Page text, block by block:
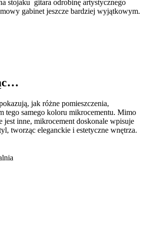
stojaku gitara odrobinę artystycznego
gabinet jeszcze bardziej wyjątkowym.
jak różne pomieszczenia,
tego samego koloru mikrocementu. Mimo
jest inne, mikrocement doskonale wpisuje
tworząc eleganckie i estetyczne wnętrza.